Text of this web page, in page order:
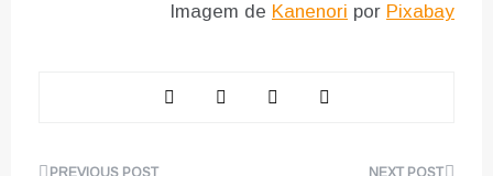
Imagem de Kanenori por Pixabay